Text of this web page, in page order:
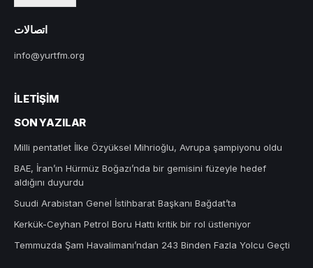
اتصالات
info@yurtfm.org
İLETIŞIM
SON YAZILAR
Milli pentatlet İlke Özyüksel Mihrioğlu, Avrupa şampiyonu oldu
BAE, İran’ın Hürmüz Boğazı’nda bir gemisini füzeyle hedef
aldığını duyurdu
Suudi Arabistan Genel İstihbarat Başkanı Bağdat’ta
Kerkük-Ceyhan Petrol Boru Hattı kritik bir rol üstleniyor
Temmuzda Şam Havalimanı’ndan 243 Binden Fazla Yolcu Geçti